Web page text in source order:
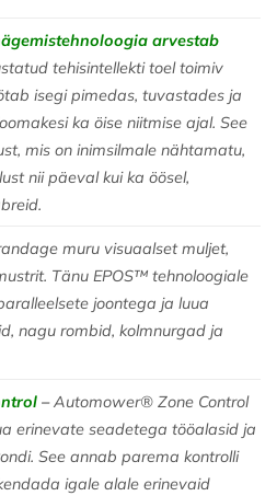
arvestab
tehisintellekti toel toimiv
isegi pimedas, tuvastades ja
ka öise niitmise ajal. See
mis on inimsilmale nähtamatu,
nii päeval kui ka öösel,
muru visuaalset muljet,
Tänu EPOS™ tehnoloogiale
joontega ja luua
nagu rombid, kolmnurgad ja
–Automower® Zone Control
erinevate seadetega tööalasid ja
See annab parema kontrolli
igale alale erinevaid